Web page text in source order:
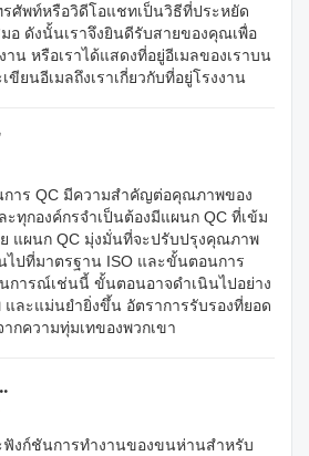
ศัพท์หรือวิดีโอแชทเป็นวิธีที่ประหยัด
อ ดังนั้นเราจึงยินดีรับสายของคุณเพื่อ
าน หรือเราได้แสดงที่อยู่อีเมลของเราบน
ยนอีเมลถึงเราเกี่ยวกับที่อยู่โรงงาน
การ QC มีความสำคัญต่อคุณภาพของ
กองค์กรจำเป็นต้องมีแผนก QC ที่เข้ม
แผนก QC มุ่งมั่นที่จะปรับปรุงคุณภาพ
ไปที่มาตรฐาน ISO และขั้นตอนการ
ารณ์เช่นนี้ ขั้นตอนอาจดำเนินไปอย่าง
ละแม่นยำยิ่งขึ้น อัตราการรับรองที่ยอด
ากความทุ่มเทของพวกเขา
งก์ชันการทำงานของขนห่านสำหรับ